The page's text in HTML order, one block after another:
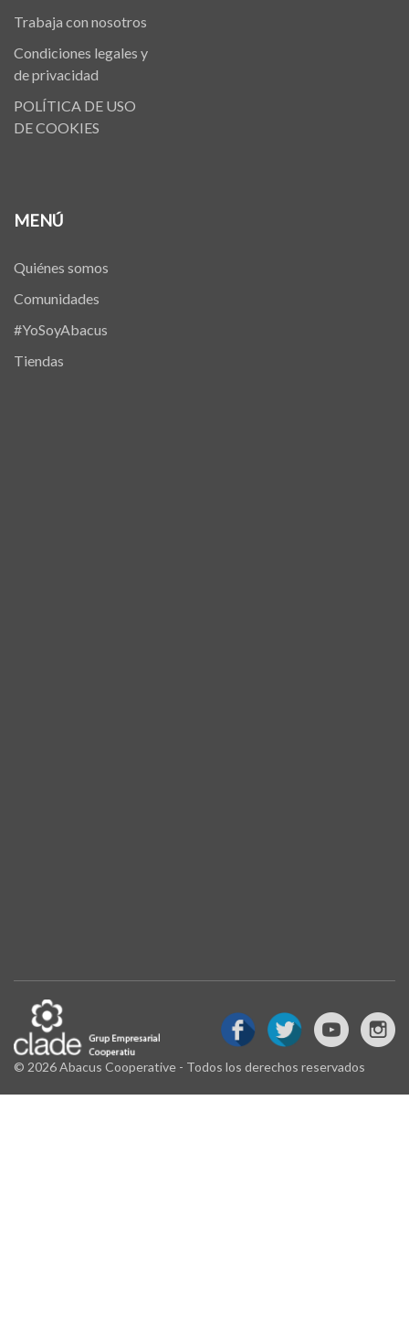
Trabaja con nosotros
Condiciones legales y
de privacidad
POLÍTICA DE USO
DE COOKIES
MENÚ
Quiénes somos
Comunidades
#YoSoyAbacus
Tiendas
© 2026 Abacus Cooperative - Todos los derechos reservados